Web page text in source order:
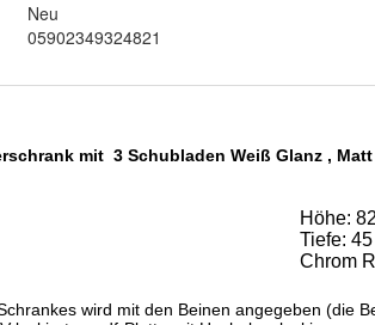
Neu
05902349324821